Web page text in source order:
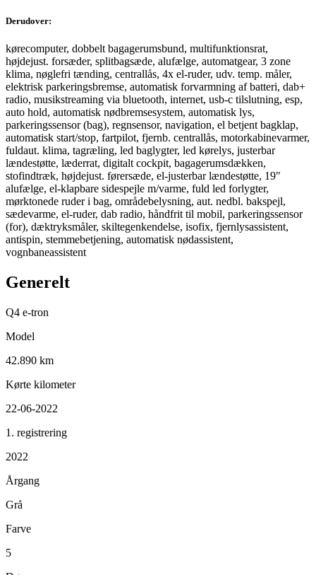
Derudover:
kørecomputer, dobbelt bagagerumsbund, multifunktionsrat,
højdejust. forsæder, splitbagsæde, alufælge, automatgear, 3 zone
klima, nøglefri tænding, centrallås, 4x el-ruder, udv. temp. måler,
elektrisk parkeringsbremse, automatisk forvarmning af batteri, dab+
radio, musikstreaming via bluetooth, internet, usb-c tilslutning, esp,
auto hold, automatisk nødbremsesystem, automatisk lys,
parkeringssensor (bag), regnsensor, navigation, el betjent bagklap,
automatisk start/stop, fartpilot, fjernb. centrallås, motorkabinevarmer,
fuldaut. klima, tagræling, led baglygter, led kørelys, justerbar
lændestøtte, læderrat, digitalt cockpit, bagagerumsdækken,
stofindtræk, højdejust. førersæde, el-justerbar lændestøtte, 19"
alufælge, el-klapbare sidespejle m/varme, fuld led forlygter,
mørktonede ruder i bag, områdebelysning, aut. nedbl. bakspejl,
sædevarme, el-ruder, dab radio, håndfrit til mobil, parkeringssensor
(for), dæktryksmåler, skiltegenkendelse, isofix, fjernlysassistent,
antispin, stemmebetjening, automatisk nødassistent,
vognbaneassistent
Generelt
Q4 e-tron
Model
42.890 km
Kørte kilometer
22-06-2022
1. registrering
2022
Årgang
Grå
Farve
5